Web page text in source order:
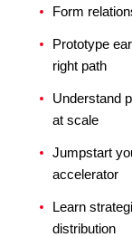
Form
Prototype
right path
Understand
at scale
Jumpstart
accelerator
Learn
distribution